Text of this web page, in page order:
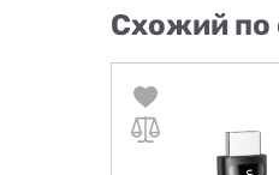
Схожий по